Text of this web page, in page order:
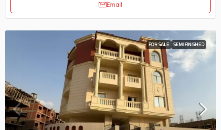
Email
FOR SALE SEMI FINISHED